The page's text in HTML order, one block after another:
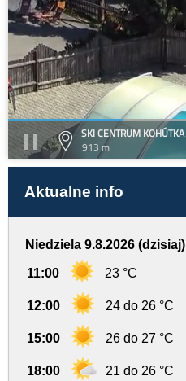
SKI CENTRUM KOHÚTKA
913 m
Aktualne info
Niedziela 9.8.2026 (dzisiaj)
11:00 23 °C
12:00 24 do 26 °C
15:00 26 do 27 °C
18:00 21 do 26 °C